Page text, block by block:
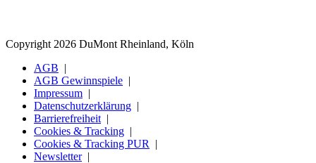
Copyright 2026 DuMont Rheinland, Köln
AGB
AGB Gewinnspiele
Impressum
Datenschutzerklärung
Barrierefreiheit
Cookies & Tracking
Cookies & Tracking PUR
Newsletter